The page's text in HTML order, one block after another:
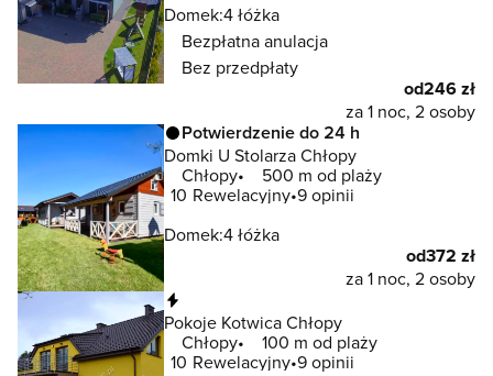
Domek:4 łóżka
Bezpłatna anulacja
Bez przedpłaty
od246 zł
za 1 noc, 2 osoby
Potwierdzenie do 24 h
Domki U Stolarza Chłopy
Chłopy
500 m od plaży
10 Rewelacyjny 9 opinii
Domek:4 łóżka
od372 zł
za 1 noc, 2 osoby
Pokoje Kotwica Chłopy
Chłopy
100 m od plaży
10 Rewelacyjny 9 opinii